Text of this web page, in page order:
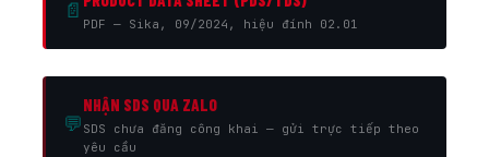
📄
PDF — Sika, 09/2024, hiệu đính 02.01
💬
NHẬN SDS QUA ZALO
SDS chưa đăng công khai — gửi trực tiếp theo
yêu cầu